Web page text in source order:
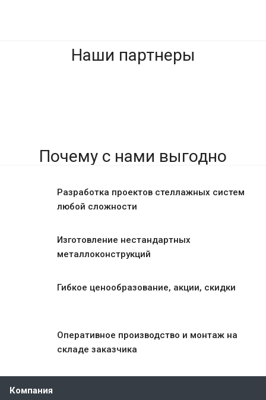
Наши партнеры
Почему с нами выгодно
Разработка проектов стеллажных систем
любой сложности
Изготовление нестандартных
металлоконструкций
Гибкое ценообразование, акции, скидки
Оперативное производство и монтаж на
складе заказчика
Компания